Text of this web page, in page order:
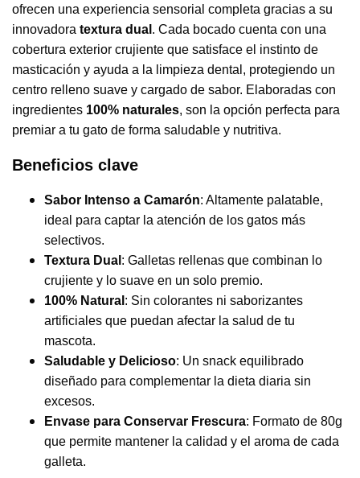
ofrecen una experiencia sensorial completa gracias a su
innovadora textura dual . Cada bocado cuenta con una
cobertura exterior crujiente que satisface el instinto de
masticación y ayuda a la limpieza dental, protegiendo un
centro relleno suave y cargado de sabor. Elaboradas con
ingredientes 100% naturales, son la opción perfecta para
premiar a tu gato de forma saludable y nutritiva.
Beneficios clave
Sabor Intenso a Camarón: Altamente palatable,
ideal para captar la atención de los gatos más
selectivos.
Textura Dual : Galletas rellenas que combinan lo
crujiente y lo suave en un solo premio.
100% Natural : Sin colorantes ni saborizantes
artificiales que puedan afectar la salud de tu
mascota.
Saludable y Delicioso: Un snack equilibrado
diseñado para complementar la dieta diaria sin
excesos.
Envase para Conservar Frescura: Formato de 80g
que permite mantener la calidad y el aroma de cada
galleta.